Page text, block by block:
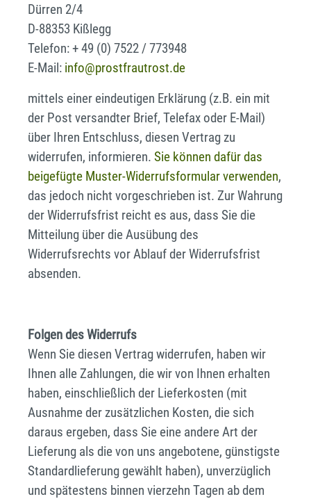
Dürren 2/4
D-88353 Kißlegg
Telefon: + 49 (0) 7522 / 773948
E-Mail: info@prostfrautrost.de
mittels einer eindeutigen Erklärung (z.B. ein mit
der Post versandter Brief, Telefax oder E-Mail)
über Ihren Entschluss, diesen Vertrag zu
widerrufen, informieren. Sie können dafür das
beigefügte Muster-Widerrufsformular verwenden,
das jedoch nicht vorgeschrieben ist. Zur Wahrung
der Widerrufsfrist reicht es aus, dass Sie die
Mitteilung über die Ausübung des
Widerrufsrechts vor Ablauf der Widerrufsfrist
absenden.
Folgen des Widerrufs
Wenn Sie diesen Vertrag widerrufen, haben wir
Ihnen alle Zahlungen, die wir von Ihnen erhalten
haben, einschließlich der Lieferkosten (mit
Ausnahme der zusätzlichen Kosten, die sich
daraus ergeben, dass Sie eine andere Art der
Lieferung als die von uns angebotene, günstigste
Standardlieferung gewählt haben), unverzüglich
und spätestens binnen vierzehn Tagen ab dem